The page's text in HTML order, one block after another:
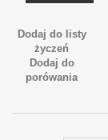
Dodaj do listy
życzeń
Dodaj do
porówania